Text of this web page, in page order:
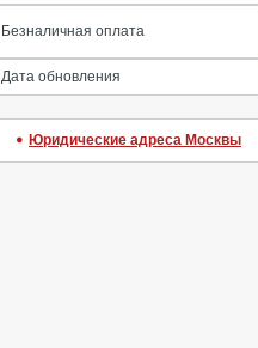
Безналичная оплата
Дата обновления
Юридические адреса Москвы